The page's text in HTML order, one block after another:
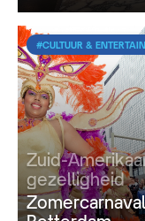
#CULTUUR &
Zuid-
gezelligheid